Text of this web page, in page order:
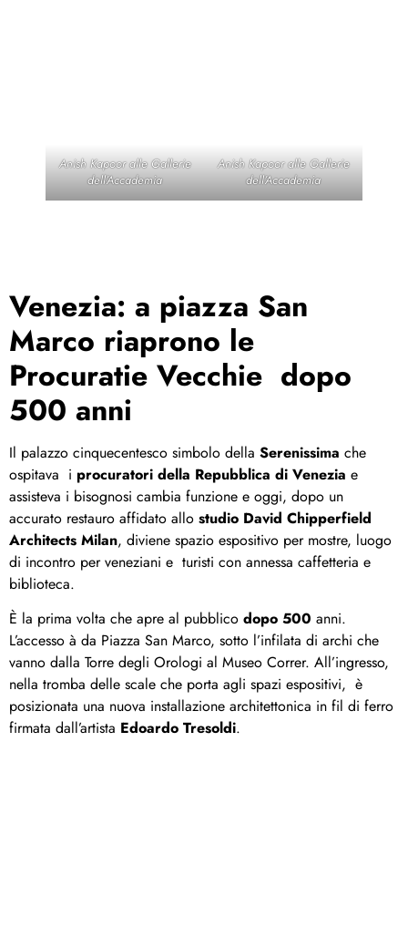
Anish Kapoor alle Gallerie
dell’Accademia
Anish Kapoor alle Gallerie
dell’Accademia
Venezia: a piazza San
Marco riaprono le
Procuratie Vecchie dopo
500 anni
Il palazzo cinquecentesco simbolo della Serenissima che
ospitava i procuratori della Repubblica di Venezia e
assisteva i bisognosi cambia funzione e oggi, dopo un
accurato restauro affidato allo studio David Chipperfield
Architects Milan, diviene spazio espositivo per mostre, luogo
di incontro per veneziani e turisti con annessa caffetteria e
biblioteca.
È la prima volta che apre al pubblico dopo 500 anni.
L’accesso à da Piazza San Marco, sotto l’infilata di archi che
vanno dalla Torre degli Orologi al Museo Correr. All’ingresso,
nella tromba delle scale che porta agli spazi espositivi, è
posizionata una nuova installazione architettonica in fil di ferro
firmata dall’artista Edoardo Tresoldi.